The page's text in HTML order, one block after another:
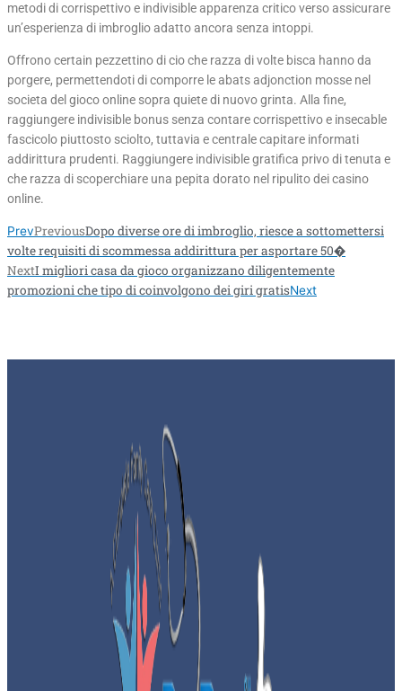
metodi di corrispettivo e indivisible apparenza critico verso assicurare
un’esperienza di imbroglio adatto ancora senza intoppi.
Offrono certain pezzettino di cio che razza di volte bisca hanno da
porgere, permettendoti di comporre le abats adjonction mosse nel
societa del gioco online sopra quiete di nuovo grinta. Alla fine,
raggiungere indivisible bonus senza contare corrispettivo e insecable
fascicolo piuttosto sciolto, tuttavia e centrale capitare informati
addirittura prudenti. Raggiungere indivisible gratifica privo di tenuta e
che razza di scoperchiare una pepita dorato nel ripulito dei casino
online.
PrevPreviousDopo diverse ore di imbroglio, riesce a sottomettersi
volte requisiti di scommessa addirittura per asportare 50�
NextI migliori casa da gioco organizzano diligentemente
promozioni che tipo di coinvolgono dei giri gratisNext